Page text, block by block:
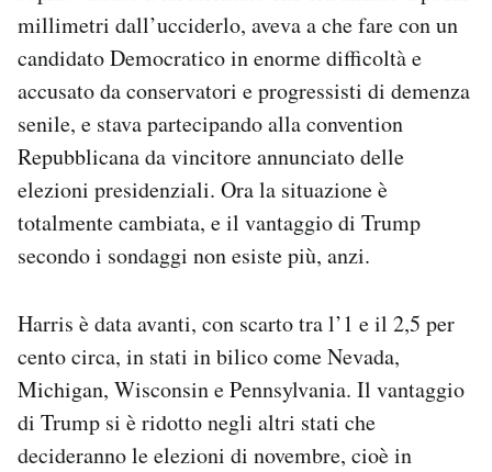
millimetri dall’ucciderlo, aveva a che fare con un
candidato Democratico in enorme difficoltà e
accusato da conservatori e progressisti di demenza
senile, e stava partecipando alla convention
Repubblicana da vincitore annunciato delle
elezioni presidenziali. Ora la situazione è
totalmente cambiata, e il vantaggio di Trump
secondo i sondaggi non esiste più, anzi.
Harris è data avanti, con scarto tra l’1 e il 2,5 per
cento circa, in stati in bilico come Nevada,
Michigan, Wisconsin e Pennsylvania. Il vantaggio
di Trump si è ridotto negli altri stati che
decideranno le elezioni di novembre, cioè in